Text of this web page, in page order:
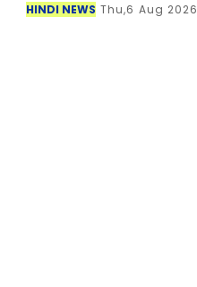
HINDI NEWS Thu,6 Aug 2026